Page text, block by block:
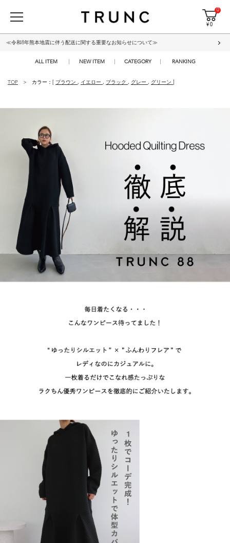
0
¥ 0
≪令和8年熊本地震に伴う配送に関する重要なお知らせについて≫
ALL ITEM NEW ITEM CATEGORY RANKING
TOP カラー：[ ブラウン , イエロー , ブラック , グレー , グリーン